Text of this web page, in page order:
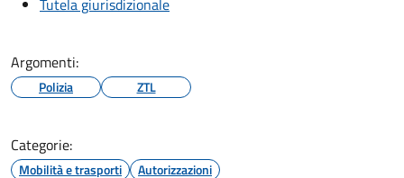
Argomenti:
Polizia ZTL
Categorie:
Mobilità e trasporti Autorizzazioni